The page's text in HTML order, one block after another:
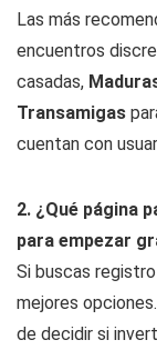
Las más
encuentros
casadas,
Transamigas
cuentan con
2. ¿Qué página
para empezar
Si buscas
mejores
de decidir si